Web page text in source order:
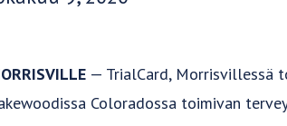
— TrialCard, Morrisvillessä
Coloradossa toimivan